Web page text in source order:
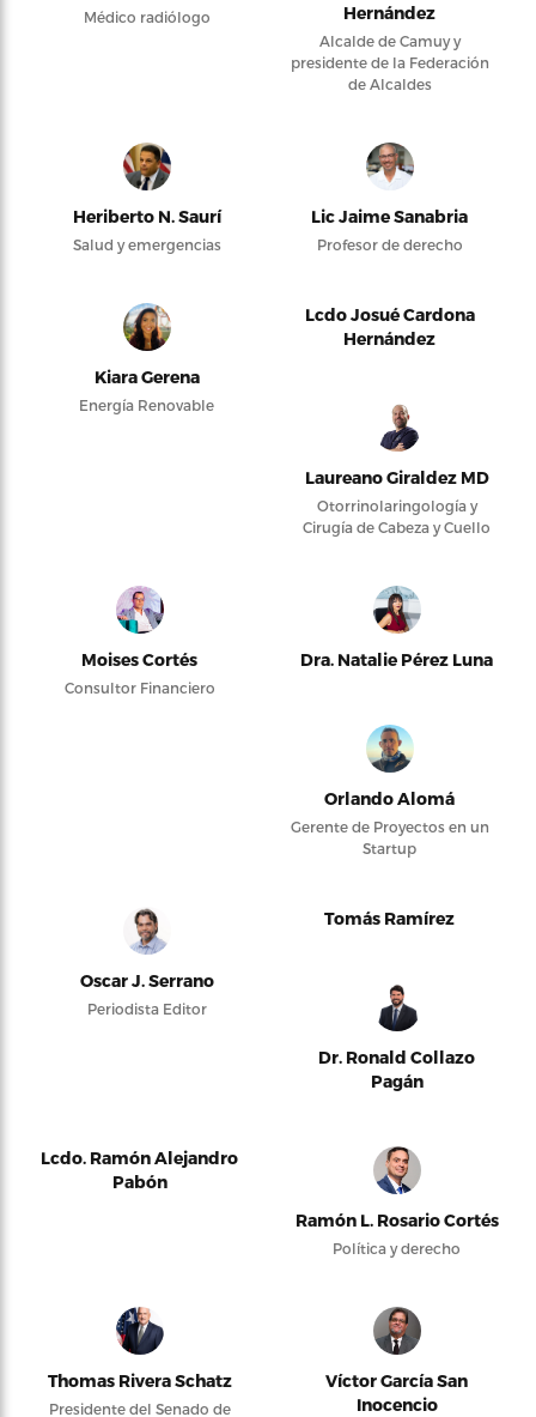
Médico radiólogo
Hernández
Alcalde de Camuy y
presidente de la Federación
de Alcaldes
Heriberto N. Saurí
Salud y emergencias
Lic Jaime Sanabria
Profesor de derecho
Kiara Gerena
Energía Renovable
Lcdo Josué Cardona
Hernández
Laureano Giraldez MD
Otorrinolaringología y
Cirugía de Cabeza y Cuello
Moises Cortés
Consultor Financiero
Dra. Natalie Pérez Luna
Orlando Alomá
Gerente de Proyectos en un
Startup
Oscar J. Serrano
Periodista Editor
Tomás Ramírez
Dr. Ronald Collazo
Pagán
Lcdo. Ramón Alejandro
Pabón
Ramón L. Rosario Cortés
Política y derecho
Thomas Rivera Schatz
Presidente del Senado de
Víctor García San
Inocencio